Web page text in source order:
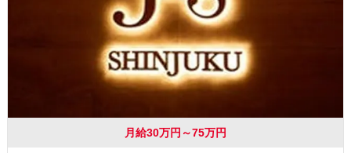
月給30万円～75万円